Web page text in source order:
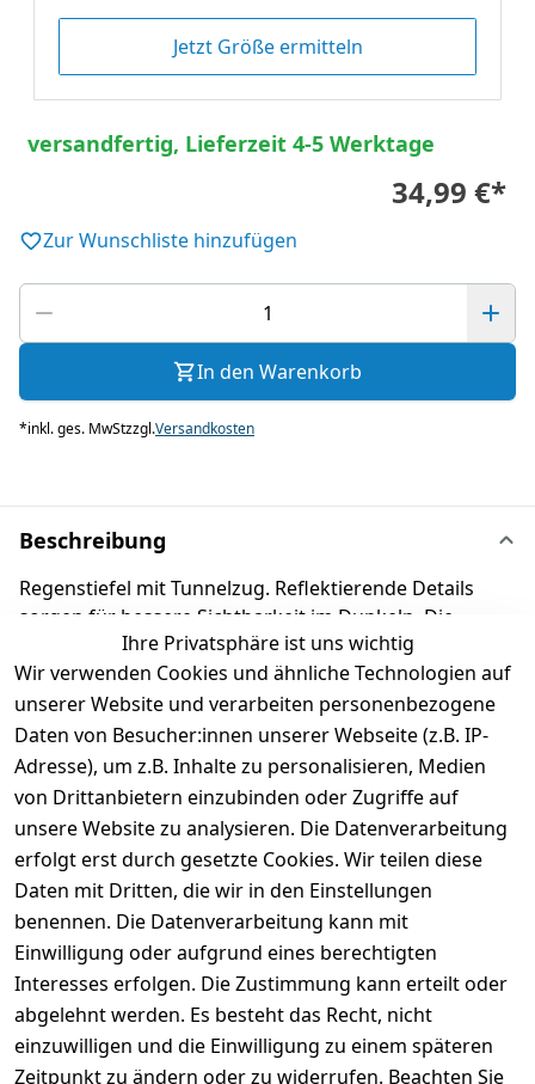
Jetzt Größe ermitteln
versandfertig, Lieferzeit 4-5 Werktage
34,99 €*
Zur Wunschliste hinzufügen
In den Warenkorb
*inkl. ges. MwStzzgl.Versandkosten
Beschreibung
Regenstiefel mit Tunnelzug. Reflektierende Details
sorgen für bessere Sichtbarkeit im Dunkeln. Die
herausnehmbare Einlage macht es kinderleicht, die
richtige Schuhgröße auszuwählen. Richter
Kinderschuhe - Kids Shoes since 1893.
Produktdetails
Kundenrezensionen
Durchschnittliche Bewertung
0
Basierend auf 0 Bewertung(en)
Bewertung abgeben
5
( 0 )
Ihre Privatsphäre ist uns wichtig
Wir verwenden Cookies und ähnliche Technologien auf
unserer Website und verarbeiten personenbezogene
Daten von Besucher:innen unserer Webseite (z.B. IP-
Adresse), um z.B. Inhalte zu personalisieren, Medien
von Drittanbietern einzubinden oder Zugriffe auf
unsere Website zu analysieren. Die Datenverarbeitung
erfolgt erst durch gesetzte Cookies. Wir teilen diese
Daten mit Dritten, die wir in den Einstellungen
benennen. Die Datenverarbeitung kann mit
Einwilligung oder aufgrund eines berechtigten
Interesses erfolgen. Die Zustimmung kann erteilt oder
abgelehnt werden. Es besteht das Recht, nicht
einzuwilligen und die Einwilligung zu einem späteren
Zeitpunkt zu ändern oder zu widerrufen. Beachten Sie